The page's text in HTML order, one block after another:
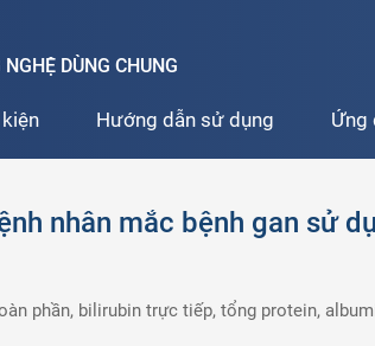
DÙNG CHUNG
Hướng dẫn sử dụng Ứng
nhân mắc bệnh gan sử
phần, bilirubin trực tiếp, tổng protein,